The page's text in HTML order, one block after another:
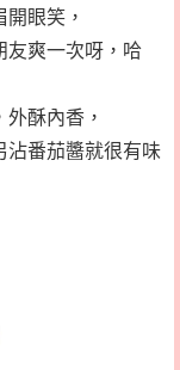
眼笑，
友爽一次呀，哈
酥內香，
沾番茄醬就很有味